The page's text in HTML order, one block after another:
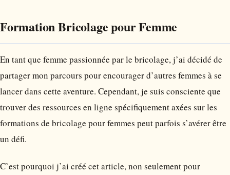
Formation Bricolage pour Femme
En tant que femme passionnée par le bricolage, j’ai décidé de
partager mon parcours pour encourager d’autres femmes à se
lancer dans cette aventure. Cependant, je suis consciente que
trouver des ressources en ligne spécifiquement axées sur les
formations de bricolage pour femmes peut parfois s’avérer être
un défi.
C’est pourquoi j’ai créé cet article, non seulement pour